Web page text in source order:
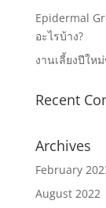
Epidermal
อะไรบ้าง?
งานเลี้ยงปีให
Recent
Archives
February
August 2022